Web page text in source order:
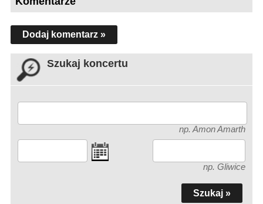
Dodaj komentarz »
Szukaj koncertu
np. Amon Amarth
np. Gliwice